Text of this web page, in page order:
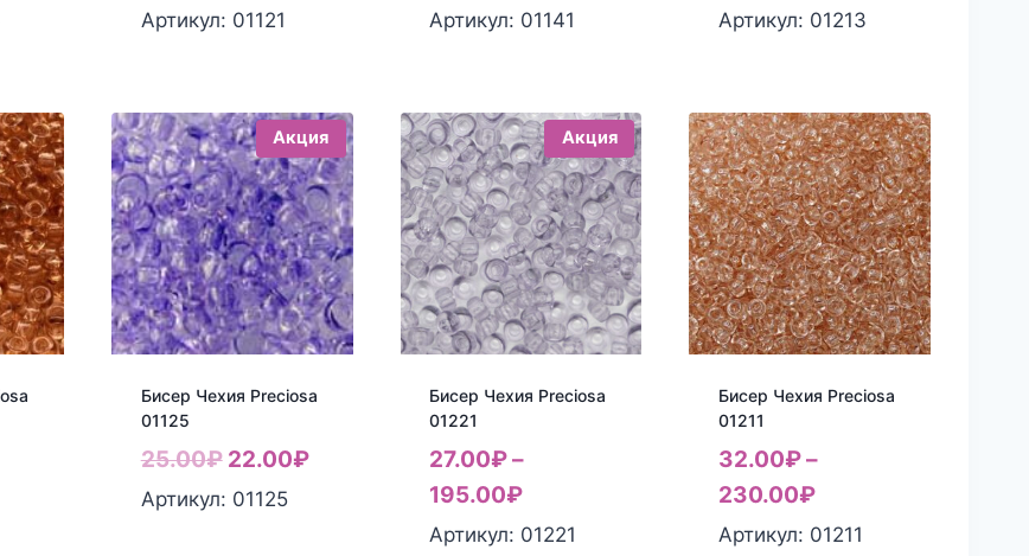
Артикул: 01121 Артикул: 01141 Артикул: 01213
Акция
Бисер Чехия Preciosa
01125
25.00₽ Первоначальная
цена
22.00₽Текущая
Артикул: 01125
Акция
Бисер Чехия Preciosa
01221
27.00₽–
195.00₽
Артикул: 01221
Бисер Чехия Preciosa
01211
32.00₽–
230.00₽
Артикул: 01211